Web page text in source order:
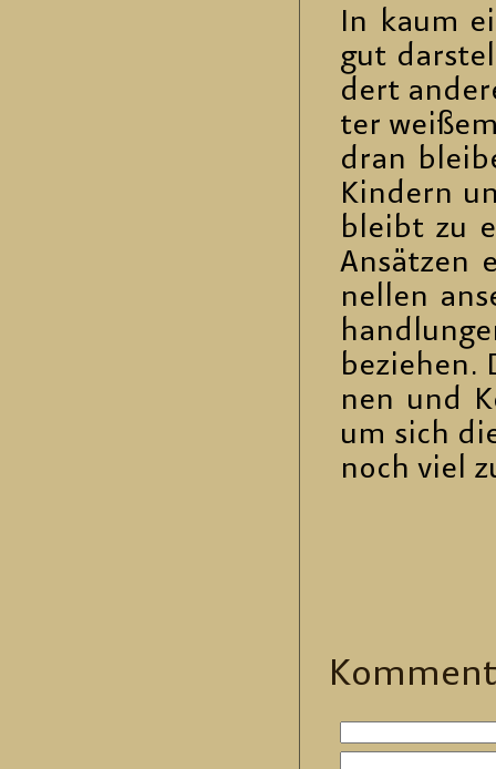
In kaum
gut
dert
ter
dran
Kin­dern
bleibt zu
An­sät­zen
nel­len
be­zie­hen.
nen und
um sich
noch viel